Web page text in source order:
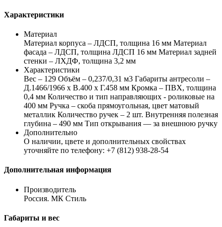
Характеристики
Материал
Материал корпуса – ЛДСП, толщина 16 мм Материал
фасада – ЛДСП, толщина ЛДСП 16 мм Материал задней
стенки – ЛХДФ, толщина 3,2 мм
Характеристики
Вес – 129 Объём – 0,237/0,31 м3 Габариты антресоли –
Д.1466/1966 х В.400 х Г.458 мм Кромка – ПВХ, толщина
0,4 мм Количество и тип направляющих - роликовые на
400 мм Ручка – скоба прямоугольная, цвет матовый
металлик Количество ручек – 2 шт. Внутренняя полезная
глубина – 490 мм Тип открывания — за внешнюю ручку
Дополнительно
О наличии, цвете и дополнительных свойствах
уточняйте по телефону: +7 (812) 938-28-54
Дополнительная информация
Производитель
Россия. МК Стиль
Габариты и вес